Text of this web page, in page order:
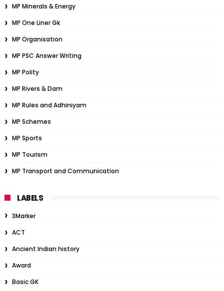
MP Minerals & Energy
MP One Liner Gk
MP Organisation
MP PSC Answer Writing
MP Polity
MP Rivers & Dam
MP Rules and Adhiniyam
MP Schemes
MP Sports
MP Tourism
MP Transport and Communication
LABELS
3Marker
ACT
Ancient Indian history
Award
Basic GK